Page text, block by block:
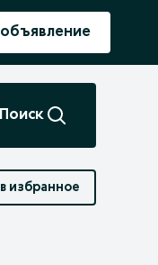
объявление
Поиск
избранное